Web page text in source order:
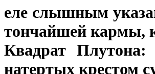
еле слышным
тончайшей кармы,
Квадрат
натертых крестом